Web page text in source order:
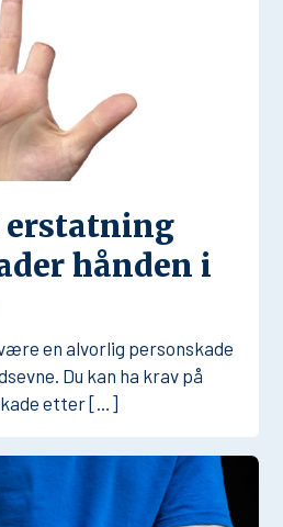
erstatning
hånden i
en alvorlig personskade
Du kan ha krav på
etter […]